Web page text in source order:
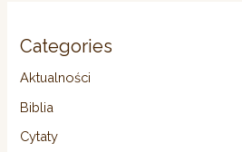
Categories
Aktualności
Biblia
Cytaty